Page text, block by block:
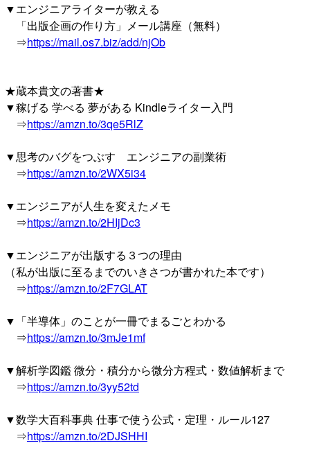
▼エンジニアライターが教える
「出版企画の作り方」メール講座（無料）
⇒https://mail.os7.biz/add/njOb
★蔵本貴文の著書★
▼稼げる 学べる 夢がある Kindleライター入門
⇒https://amzn.to/3qe5RlZ
▼思考のバグをつぶす エンジニアの副業術
⇒https://amzn.to/2WX5i34
▼エンジニアが人生を変えたメモ
⇒https://amzn.to/2HIjDc3
▼エンジニアが出版する３つの理由
（私が出版に至るまでのいきさつが書かれた本です）
⇒https://amzn.to/2F7GLAT
▼「半導体」のことが一冊でまるごとわかる
⇒https://amzn.to/3mJe1mf
▼解析学図鑑 微分・積分から微分方程式・数値解析まで
⇒https://amzn.to/3yy52td
▼数学大百科事典 仕事で使う公式・定理・ルール127
⇒https://amzn.to/2DJSHHI